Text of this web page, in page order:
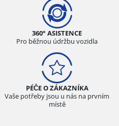
360° ASISTENCE
Pro běžnou údržbu vozidla
PÉČE O ZÁKAZNÍKA
Vaše potřeby jsou u nás na prvním
místě